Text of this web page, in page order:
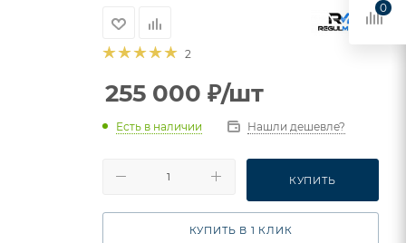
2
255 000 ₽/шт
Есть в наличии Нашли дешевле?
КУПИТЬ
КУПИТЬ В 1 КЛИК
0